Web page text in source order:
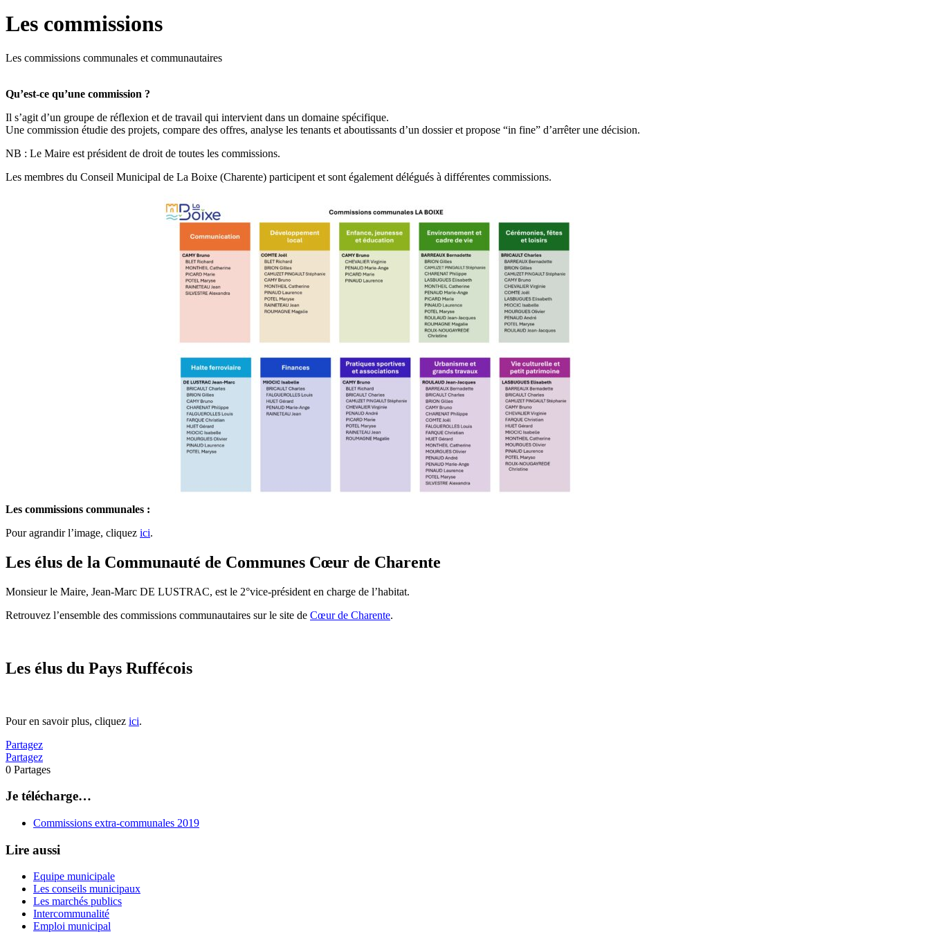
Les commissions
Les commissions communales et communautaires
Qu’est-ce qu’une commission ?
Il s’agit d’un groupe de réflexion et de travail qui intervient dans un domaine spécifique.
Une commission étudie des projets, compare des offres, analyse les tenants et aboutissants d’un dossier et propose “in fine” d’arrêter une décision.
NB : Le Maire est président de droit de toutes les commissions.
Les membres du Conseil Municipal de La Boixe (Charente) participent et sont également délégués à différentes commissions.
Les commissions communales :
Pour agrandir l’image, cliquez ici.
Les élus de la Communauté de Communes Cœur de Charente
Monsieur le Maire, Jean-Marc DE LUSTRAC, est le 2°vice-président en charge de l’habitat.
Retrouvez l’ensemble des commissions communautaires sur le site de Cœur de Charente.
Les élus du Pays Ruffécois
Pour en savoir plus, cliquez ici.
Partagez
Partagez
0 Partages
Je télécharge…
Commissions extra-communales 2019
Lire aussi
Equipe municipale
Les conseils municipaux
Les marchés publics
Intercommunalité
Emploi municipal